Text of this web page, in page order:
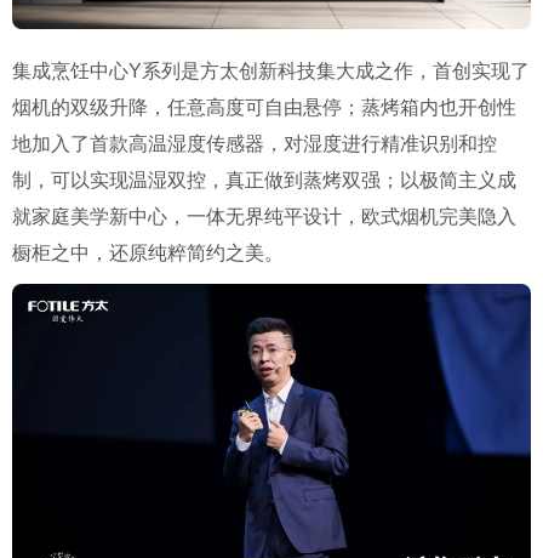
集成烹饪中心Y系列是方太创新科技集大成之作，首创实现了
烟机的双级升降，任意高度可自由悬停；蒸烤箱内也开创性
地加入了首款高温湿度传感器，对湿度进行精准识别和控
制，可以实现温湿双控，真正做到蒸烤双强；以极简主义成
就家庭美学新中心，一体无界纯平设计，欧式烟机完美隐入
橱柜之中，还原纯粹简约之美。